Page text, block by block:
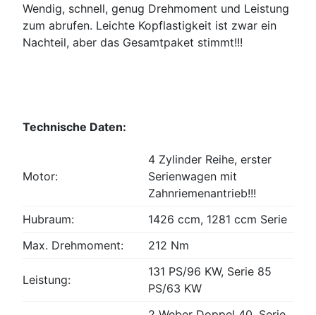
Wendig, schnell, genug Drehmoment und Leistung
zum abrufen. Leichte Kopflastigkeit ist zwar ein
Nachteil, aber das Gesamtpaket stimmt!!!
Technische Daten:
Motor:
4 Zylinder Reihe, erster
Serienwagen mit
Zahnriemenantrieb!!!
Hubraum:
1426 ccm, 1281 ccm Serie
Max. Drehmoment:
212 Nm
Leistung:
131 PS/96 KW, Serie 85
PS/63 KW